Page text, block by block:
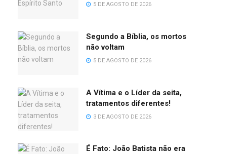
5 DE AGOSTO DE 2026
Segundo a Bíblia, os mortos
não voltam
5 DE AGOSTO DE 2026
A Vítima e o Líder da seita,
tratamentos diferentes!
3 DE AGOSTO DE 2026
É Fato: João Batista não era